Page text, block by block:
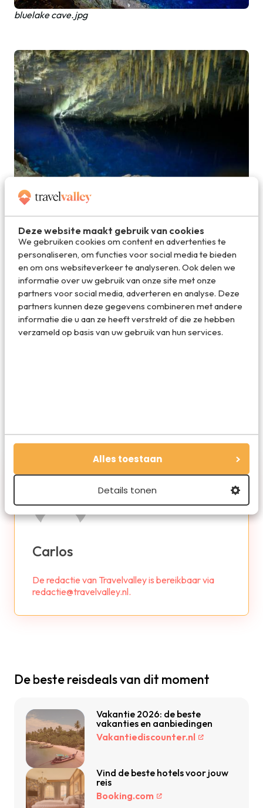
Deze website maakt gebruik van cookies
We gebruiken cookies om content en advertenties te
personaliseren, om functies voor social media te bieden
en om ons websiteverkeer te analyseren. Ook delen we
informatie over uw gebruik van onze site met onze
partners voor social media, adverteren en analyse. Deze
partners kunnen deze gegevens combineren met andere
informatie die u aan ze heeft verstrekt of die ze hebben
verzameld op basis van uw gebruik van hun services.
Alles toestaan
Details tonen
bluelake cave.jpg
blue lake cave3.jpg
Deel dit artikel
Deel via E-mail
Carlos
De redactie van Travelvalley is bereikbaar via
redactie@travelvalley.nl.
De beste reisdeals van dit moment
Vakantie 2026: de beste
vakanties en aanbiedingen
Vakantiediscounter.nl
Vind de beste hotels voor jouw
reis
Booking.com